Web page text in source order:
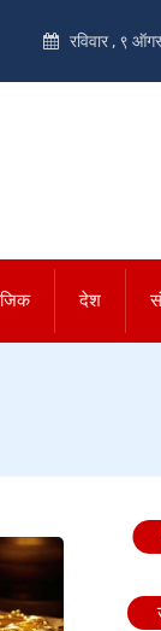
रविवार , ९
देश